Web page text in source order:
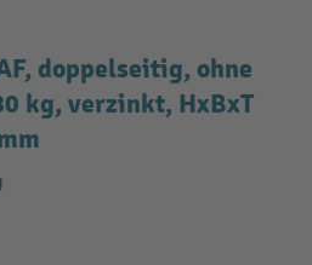
doppelseitig, ohne
kg, verzinkt, HxBxT